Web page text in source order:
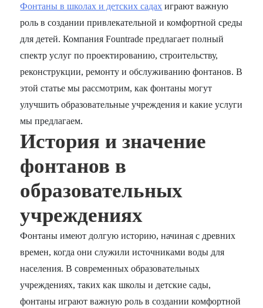
Фонтаны в школах и детских садах играют важную
роль в создании привлекательной и комфортной среды
для детей. Компания Fountrade предлагает полный
спектр услуг по проектированию, строительству,
реконструкции, ремонту и обслуживанию фонтанов. В
этой статье мы рассмотрим, как фонтаны могут
улучшить образовательные учреждения и какие услуги
мы предлагаем.
История и значение
фонтанов в
образовательных
учреждениях
Фонтаны имеют долгую историю, начиная с древних
времен, когда они служили источниками воды для
населения. В современных образовательных
учреждениях, таких как школы и детские сады,
фонтаны играют важную роль в создании комфортной